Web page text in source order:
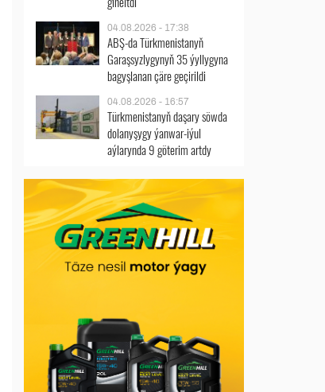
04.08.2026 - 17:38
ABŞ-da Türkmenistanyň
Garaşsyzlygynyň 35 ýyllygyna
bagyşlanan çäre geçirildi
04.08.2026 - 16:57
Türkmenistanyň daşary söwda
dolanyşygy ýanwar-iýul
aýlarynda 9 göterim artdy